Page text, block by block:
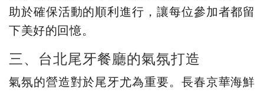
助於確保活動的順利進行，讓每位參加者都留
下美好的回憶。
三、台北尾牙餐廳的氣氛打造
氣氛的營造對於尾牙尤為重要。長春京華海鮮